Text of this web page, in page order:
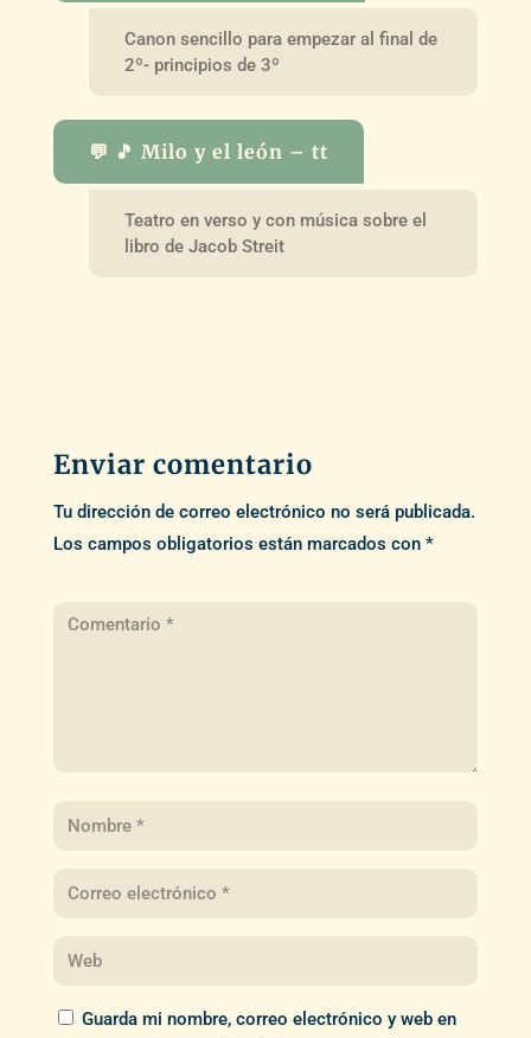
Canon sencillo para empezar al final de
2º- principios de 3º
💬 🎵 Milo y el león – tt
Teatro en verso y con música sobre el
libro de Jacob Streit
Enviar comentario
Tu dirección de correo electrónico no será publicada.
Los campos obligatorios están marcados con *
Guarda mi nombre, correo electrónico y web en